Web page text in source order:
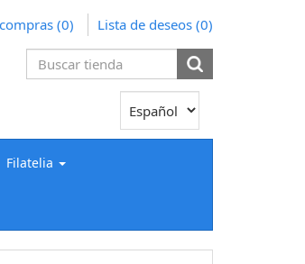
(0) Lista de deseos (0)
Filatelia